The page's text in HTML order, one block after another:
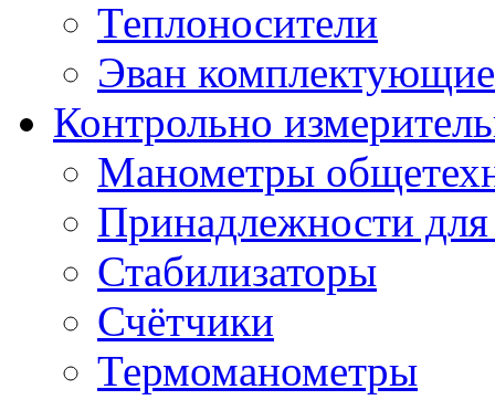
Теплоносители
Эван комплектующие
Контрольно
Манометры
Принадлежности
Стабилизаторы
Счётчики
Термоманометры